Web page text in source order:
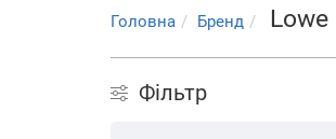
Головна Бренд Lowe
Фільтр